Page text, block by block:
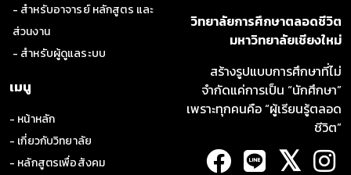
- สำหรับอาจารย์ หลักสูตร และ
ส่วนงาน
- สำหรับผู้ดูแลระบบ
เมนู
- หน้าหลัก
- เกี่ยวกับวิทยาลัย
- หลักสูตรเพื่อสังคม
วิทยาลัยการศึกษาตลอดชีวิต
มหาวิทยาลัยเชียงใหม่
สร้างรูปแบบการศึกษาที่ไม่
จำกัดแค่การเป็น “นักศึกษา”
เพราะทุกคนคือ “ผู้เรียนรู้ตลอด
ชีวิต”
𝕏